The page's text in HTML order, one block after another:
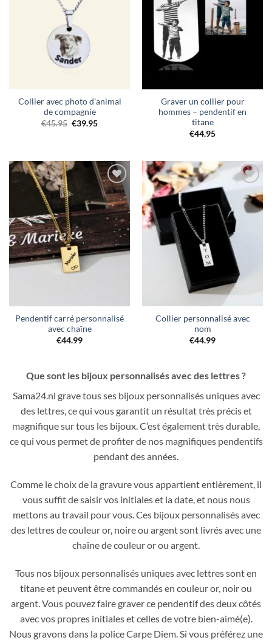
Collier avec photo d’animal
de compagnie
€45.95 Le
€39.95Le
Graver un collier pour
hommes – pendentif en
titane
€44.95
Ajouter
à la liste
de
souhaits
Pendentif carré personnalisé
avec chaîne
€44.99
Ajouter
à la liste
de
souhaits
Collier personnalisé avec
nom
€44.99
Que sont les bijoux personnalisés avecdes lettres ?
Sama24.nl grave tous ses bijoux personnalisés uniques avec
des lettres, ce qui vous garantit un résultat très précis et
magnifique sur tous les bijoux. C’est également très durable,
ce qui vous permet de profiter de nos magnifiques pendentifs
pendant des années.
Comme le choix de la gravure vous appartient entièrement, il
vous suffit de saisir vos initiales et la date, et nous nous
mettons au travail pour vous. Ces bijoux personnalisés avec
des lettres de couleur or, noire ou argent sont livrés avec une
chaîne de couleur or ou argent.
Tous nos bijoux personnalisés uniques avec lettres sont en
titane et peuvent être commandés en couleur or, noir ou
argent. Vous pouvez faire graver ce pendentif des deux côtés
avec vos propres initiales et celles de votre bien-aimé(e).
Nous gravons dans la police Carpe Diem. Si vous préférez une